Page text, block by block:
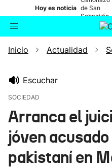
Hoy es noticia de San
Sebastián
Buscador
Inicio Actualidad
Escuchar
SOCIEDAD
Arranca el
jóven
pakistaní en